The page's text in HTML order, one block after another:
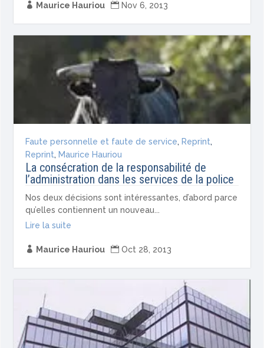
 Maurice Hauriou  Nov 6, 2013
Faute personnelle et faute de service, Reprint,
Reprint, Maurice Hauriou
La consécration de la responsabilité de
l’administration dans les services de la police
Nos deux décisions sont intéressantes, d’abord parce
qu’elles con­tiennent un nouveau...
Lire la suite
 Maurice Hauriou  Oct 28, 2013